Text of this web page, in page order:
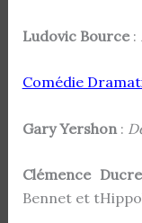
Ludovic Bource:
Comédie
Gary Yershon:
Clémence
Bennet et